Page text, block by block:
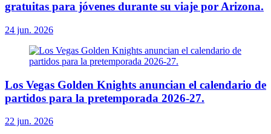
gratuitas para jóvenes durante su viaje por Arizona.
24 jun. 2026
Los Vegas Golden Knights anuncian el calendario de
partidos para la pretemporada 2026-27.
22 jun. 2026